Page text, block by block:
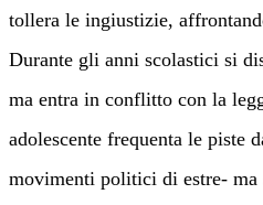
tollera le ingiustizie,
Durante gli anni scolastici si
ma entra in conflitto con la
adolescente frequenta le piste
movimenti politici di estre- ma